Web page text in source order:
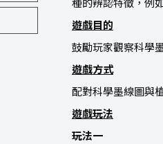
種的辨認特徵，例
遊戲目的
鼓勵玩家觀察科學
遊戲方式
配對科學墨線圖與
遊戲玩法
玩法一